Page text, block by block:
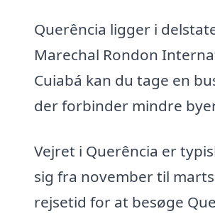
Querência ligger i
Marechal Rondon
Cuiabá kan du tage en
der forbinder mindre
Vejret i Querência er
sig fra november til
rejsetid for at besøge